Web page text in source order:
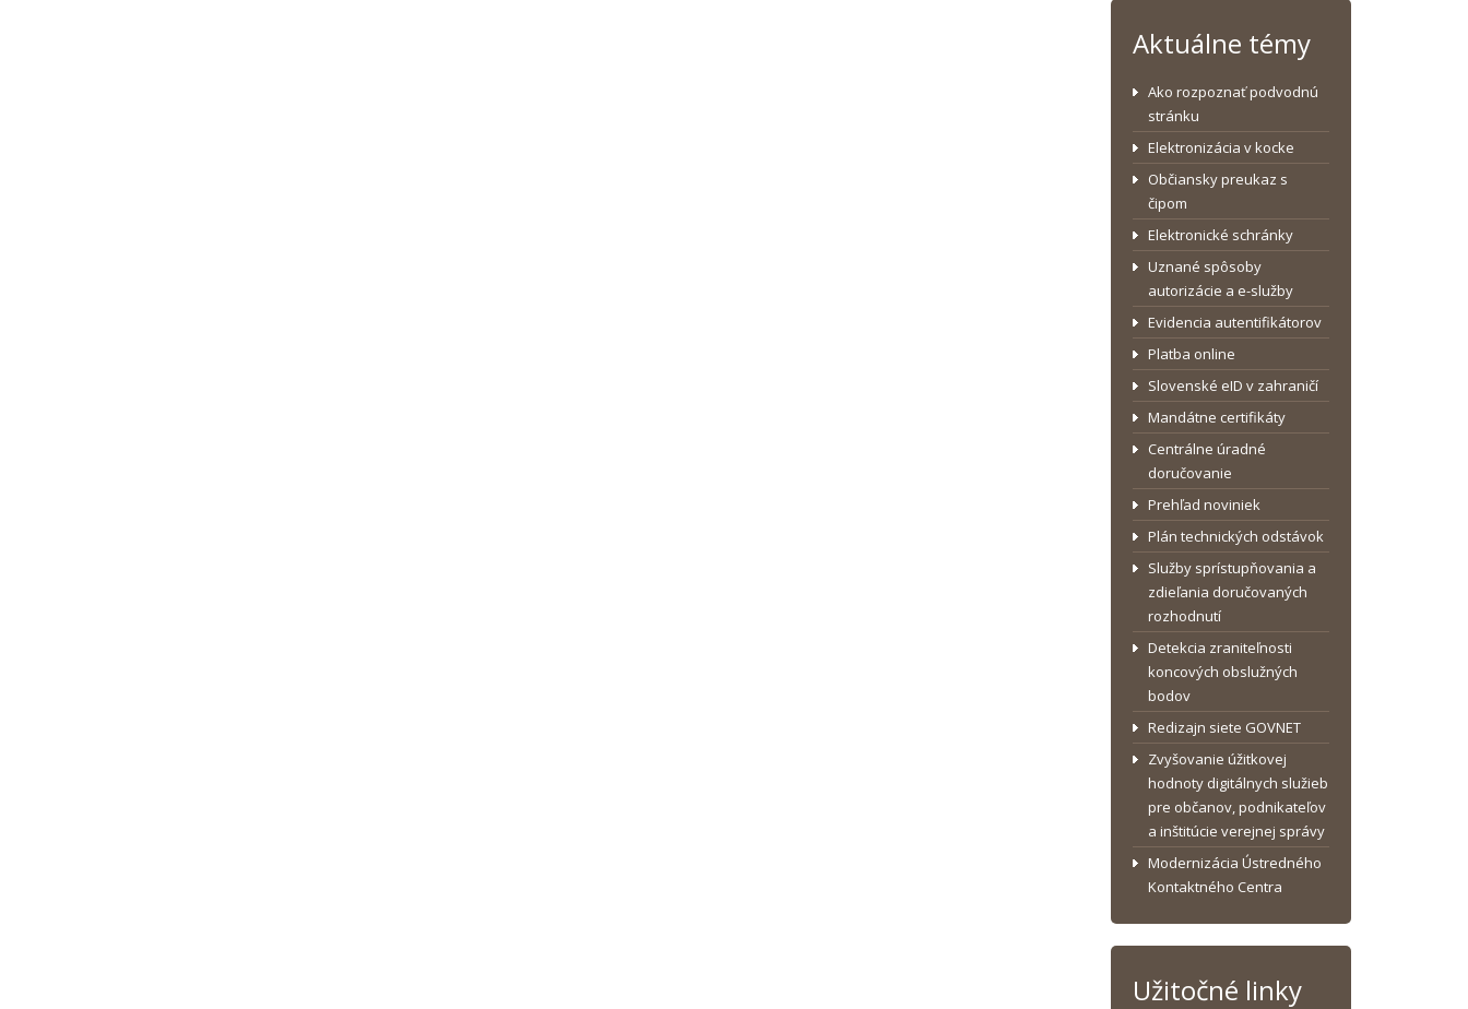
Aktuálne témy
Ako rozpoznať podvodnú
stránku
Elektronizácia v kocke
Občiansky preukaz s
čipom
Elektronické schránky
Uznané spôsoby
autorizácie a e-služby
Evidencia autentifikátorov
Platba online
Slovenské eID v zahraničí
Mandátne certifikáty
Centrálne úradné
doručovanie
Prehľad noviniek
Plán technických odstávok
Služby sprístupňovania a
zdieľania doručovaných
rozhodnutí
Detekcia zraniteľnosti
koncových obslužných
bodov
Redizajn siete GOVNET
Zvyšovanie úžitkovej
hodnoty digitálnych služieb
pre občanov, podnikateľov
a inštitúcie verejnej správy
Modernizácia Ústredného
Kontaktného Centra
Užitočné linky